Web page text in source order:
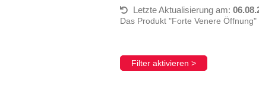
Letzte Aktualisierung am:
Das Produkt "Forte Venere
Filter aktivieren >